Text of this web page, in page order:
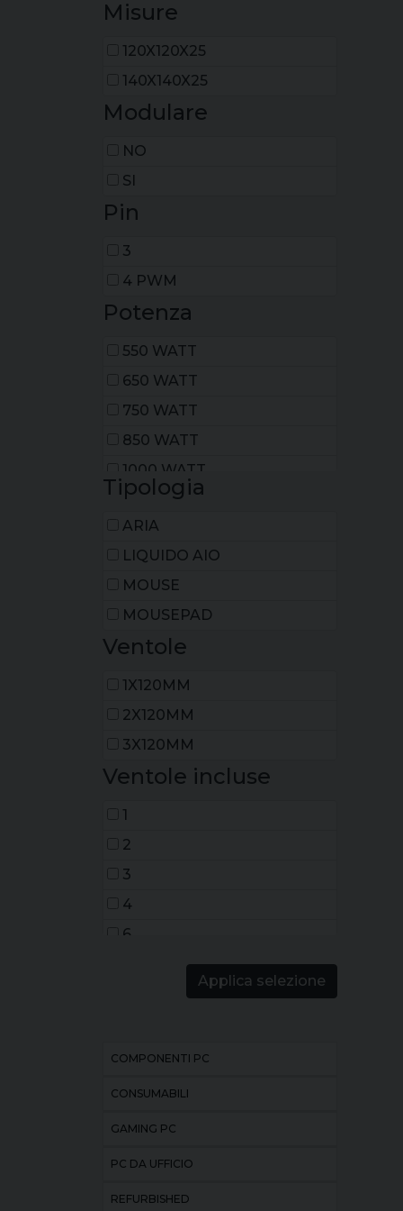
360MM
ARIA 177MM E LIQUIDO
Misure
120X120X25
140X140X25
Modulare
NO
SI
Pin
3
4 PWM
Potenza
550 WATT
650 WATT
750 WATT
850 WATT
1000 WATT
1200 WATT
1300 WATT
Tipologia
ARIA
LIQUIDO AIO
MOUSE
MOUSEPAD
Ventole
1X120MM
2X120MM
3X120MM
Ventole incluse
1
2
3
4
6
Applica selezione
COMPONENTI PC
CONSUMABILI
GAMING PC
PC DA UFFICIO
REFURBISHED